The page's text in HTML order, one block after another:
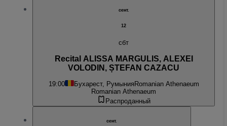
сент.
12
сбт
Recital ALISSA MARGULIS, ALEXEI
VOLODIN, ȘTEFAN CAZACU
19:00 Бухарест, Румыния Romanian Athenaeum
Romanian Athenaeum
Распроданный
сент.